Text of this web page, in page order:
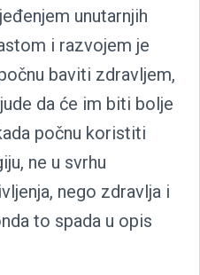
unutarnjih
i razvojem je
baviti zdravljem,
da će im biti bolje
počnu koristiti
ne u svrhu
nego zdravlja i
to spada u opis